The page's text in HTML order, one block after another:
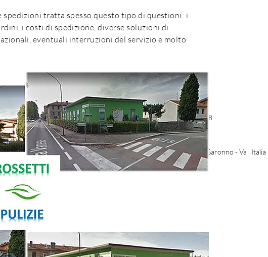
spedizioni tratta spesso questo tipo di questioni: i
i costi di spedizione, diverse soluzioni di
eventuali interruzioni del servizio e molto
(+39) 029609053 - 3485141708
info@rossettipulizie.it
via Galileo Ferraris, 2-4 21047 Saronno - Va Italia